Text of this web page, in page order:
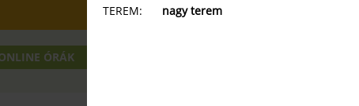
ÓRÁK
TEREM:
nagy terem